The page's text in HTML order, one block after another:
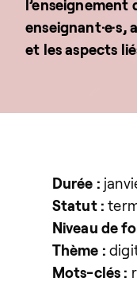
et les aspects
Durée :
Statut :
Niveau de
Thème :
Mots-clés :